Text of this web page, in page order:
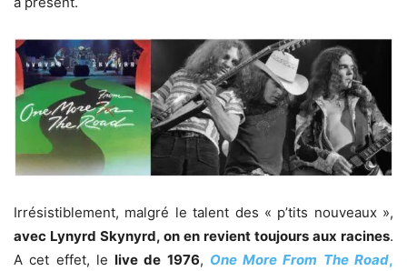
Irrésistiblement, malgré le talent des « p’tits nouveaux »,
avec Lynyrd Skynyrd, on en revient toujours aux racines.
A cet effet, lelive de 1976, One More From The Road,